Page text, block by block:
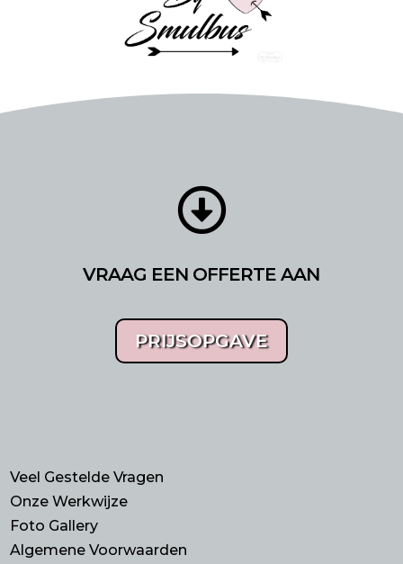

VRAAG EEN OFFERTE AAN
PRIJSOPGAVE
Veel Gestelde Vragen
Onze Werkwijze
Foto Gallery
Algemene Voorwaarden